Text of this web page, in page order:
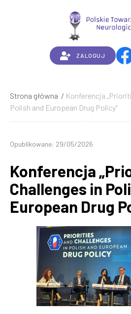
ZALOGUJ
Ścieżka
nawigacyjna
Strona główna
Konferencja
Polish and European Drug Policy”
Opublikowane: 29/05/2026
Konferencja
Challenges in
European Drug